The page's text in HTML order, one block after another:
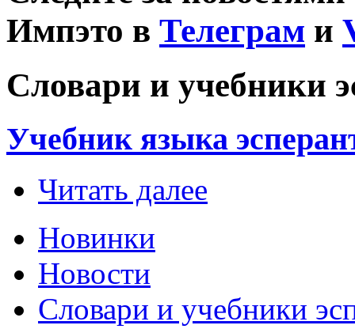
Импэто в Телеграм и
Словари и учебники
Учебник языка
Читать далее
Новинки
Новости
Словари и учебники